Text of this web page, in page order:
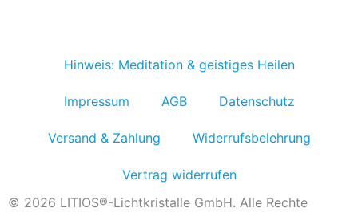
Hinweis: Meditation & geistiges Heilen
Impressum AGB Datenschutz
Versand & Zahlung Widerrufsbelehrung
Vertrag widerrufen
© 2026 LITIOS®-Lichtkristalle GmbH. Alle Rechte